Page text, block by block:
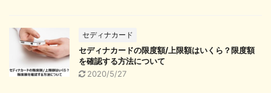
セディナカード
セディナカードの限度額/上限額はいくら？限度額
を確認する方法について
2020/5/27